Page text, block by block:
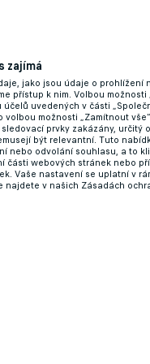
v 18. zápase
zajímá
jako jsou údaje o prohlížení
přístup k nim. Volbou možnosti
uvedených v části
volbou možnosti „Zamítnout
prvky zakázány, určitý
být relevantní. Tuto
nebo odvolání souhlasu, a to
části webových stránek nebo
Vaše nastavení se uplatní v
v našich Zásadách